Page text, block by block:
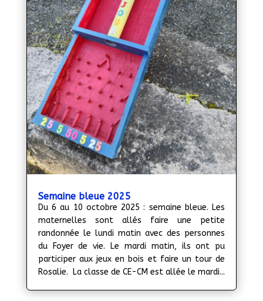
Semaine bleue 2025
Du 6 au 10 octobre 2025 : semaine bleue. Les
maternelles sont allés faire une petite
randonnée le lundi matin avec des personnes
du Foyer de vie. Le mardi matin, ils ont pu
participer aux jeux en bois et faire un tour de
Rosalie. La classe de CE-CM est allée le mardi...